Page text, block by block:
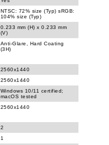
NTSC: 72% size (Typ) sRGB:
104% size (Typ)
0.233 mm (H) x 0.233 mm
(V)
Anti-Glare, Hard Coating
(3H)
2560x1440
2560x1440
Windows 10/11 certified;
macOS tested
2560x1440
2
1